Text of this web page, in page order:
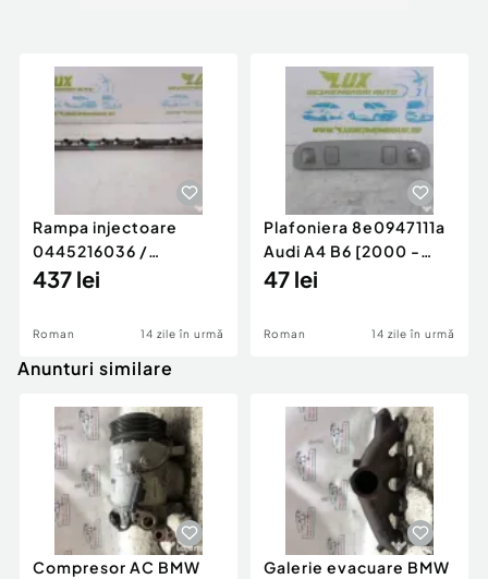
Rampa injectoare
0445216036 /
780542302 3.0 d 313
437 lei
Roman 14 zile în urmă
Plafoniera 8e0947111a
Audi A4 B6 [2000 -
2005]
47 lei
Roman 14 zile în urmă
Anunturi similare
Compresor AC BMW
Galerie evacuare BMW